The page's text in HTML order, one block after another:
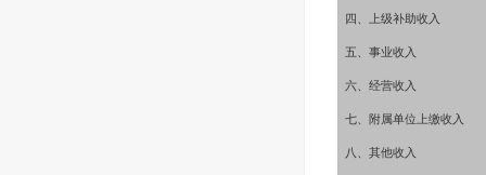
四、上级补助收入
五、事业收入
六、经营收入
七、附属单位上缴收入
八、其他收入